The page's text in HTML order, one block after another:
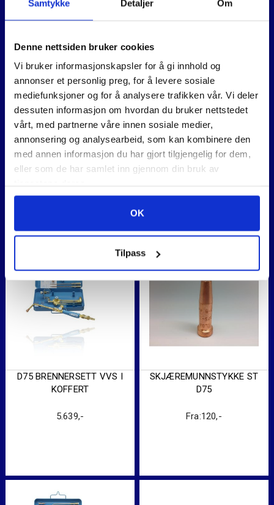
Samtykke Detaljer Om
Denne nettsiden bruker cookies
Vi bruker informasjonskapsler for å gi innhold og
annonser et personlig preg, for å levere sosiale
mediefunksjoner og for å analysere trafikken vår. Vi deler
dessuten informasjon om hvordan du bruker nettstedet
vårt, med partnerne våre innen sosiale medier,
annonsering og analysearbeid, som kan kombinere den
med annen informasjon du har gjort tilgjengelig for dem,
eller som de har samlet inn gjennom din bruk av
OK
Tilpass
OPTIMATOR II AR/MIX P45S 3,2×350 A 2,5KG
D75 BRENNERSETT VVS I
KOFFERT
5.639,-
SKJÆREMUNNSTYKKE ST
D75
Fra:120,-